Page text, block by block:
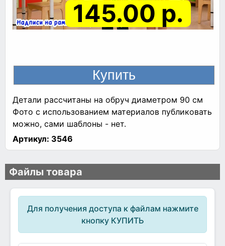
145.00 р.
Детали рассчитаны на обруч диаметром 90 см
Фото с использованием материалов публиковать
можно, сами шаблоны - нет.
Артикул: 3546
Файлы товара
Для получения доступа к файлам нажмите
кнопку КУПИТЬ